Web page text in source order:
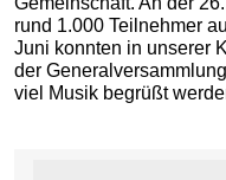
rund 1.000 Teilnehmer
Juni konnten in unserer
der
viel Musik begrüßt